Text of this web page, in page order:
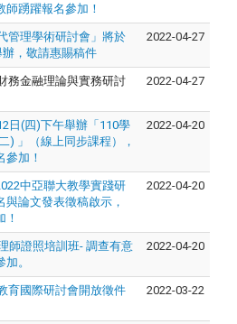
踴躍報名參加！
管理學術研討會」將於
，敬請惠賜稿件
2022-04-27
務金融理論與實務研討
2022-04-27
日(四)下午舉辦「110學
) 」（線上同步課程），
參加！
2022-04-20
中亞聯大教學實踐研
論文發表徵稿啟示，
！
2022-04-20
師證照培訓班- 調查有意
。
2022-04-20
育國際研討會開放徵件
2022-03-22